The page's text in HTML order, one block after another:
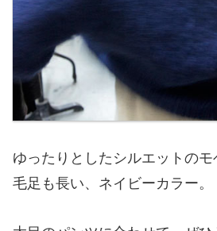
ゆったりとしたシルエットのモ
毛足も長い、ネイビーカラー。